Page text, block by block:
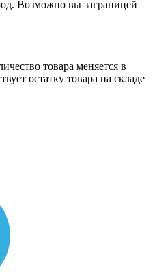
Возможно вы заграницей
товара меняется в
остатку товара на складе